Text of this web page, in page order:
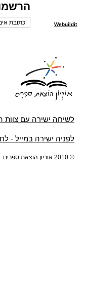
לשיחה ישירה עם צוות
לפניה ישירה במייל -
© 2010 אוריון הוצאת ספרים. כל הזכויות שמורות.
Webuildit